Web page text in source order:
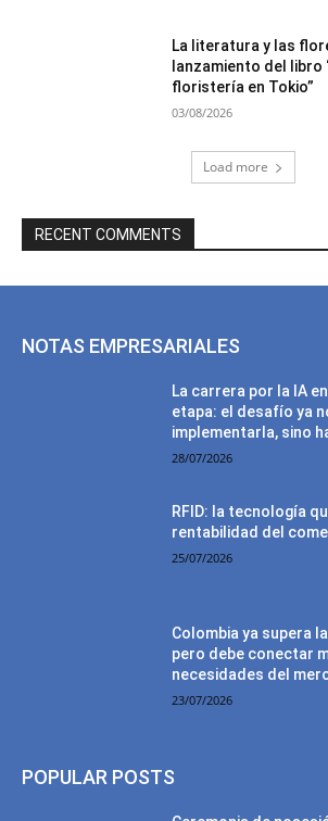
La literatura y las
lanzamiento del libro
floristería en Tokio”
03/08/2026
Load more
RECENT COMMENTS
NOTAS EMPRESARIALES
La carrera por la IA
etapa: el desafío ya
implementarla, sino
28/07/2026
RFID: la tecnología
rentabilidad del
25/07/2026
Colombia ya supera
pero debe conectar
necesidades del
23/07/2026
POPULAR POSTS